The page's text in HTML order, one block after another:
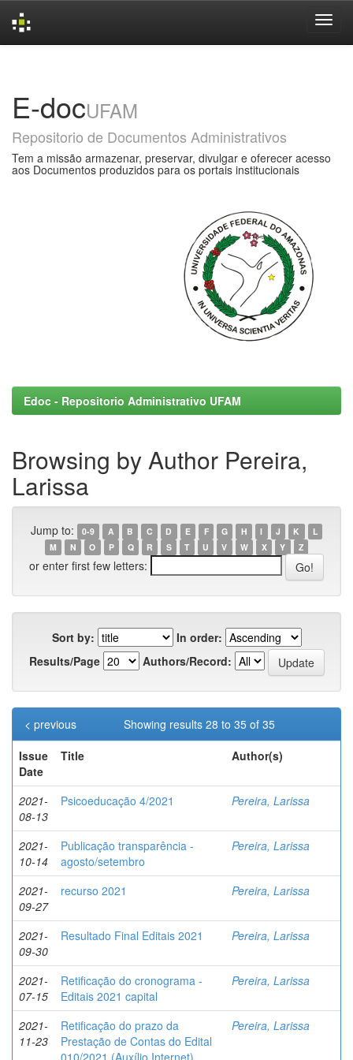
E-docUFAM
Repositorio de Documentos Administrativos
Tem a missão armazenar, preservar, divulgar e oferecer acesso
aos Documentos produzidos para os portais institucionais
Edoc - Repositorio Administrativo UFAM
Browsing by Author Pereira,
Larissa
Jump to: 0-9 A B C D E F G H I J K
L
M
N O P Q R S T U V W X Y Z
or enter first few letters:
Sort by:
In order:
Results/Page
Authors/Record:
Showing results 28 to 35 of 35
< previous
Issue
Date
Title Author(s)
2021-
08-13
Psicoeducação 4/2021 Pereira, Larissa
2021-
10-14
Publicação transparência -
agosto/setembro
Pereira, Larissa
2021-
09-27
recurso 2021 Pereira, Larissa
2021-
09-30
Resultado Final Editais 2021 Pereira, Larissa
2021-
07-15
Retificação do cronograma -
Editais 2021 capital
Pereira, Larissa
2021-
11-23
Retificação do prazo da
Prestação de Contas do Edital
010/2021 (Auxílio Internet)
Pereira, Larissa